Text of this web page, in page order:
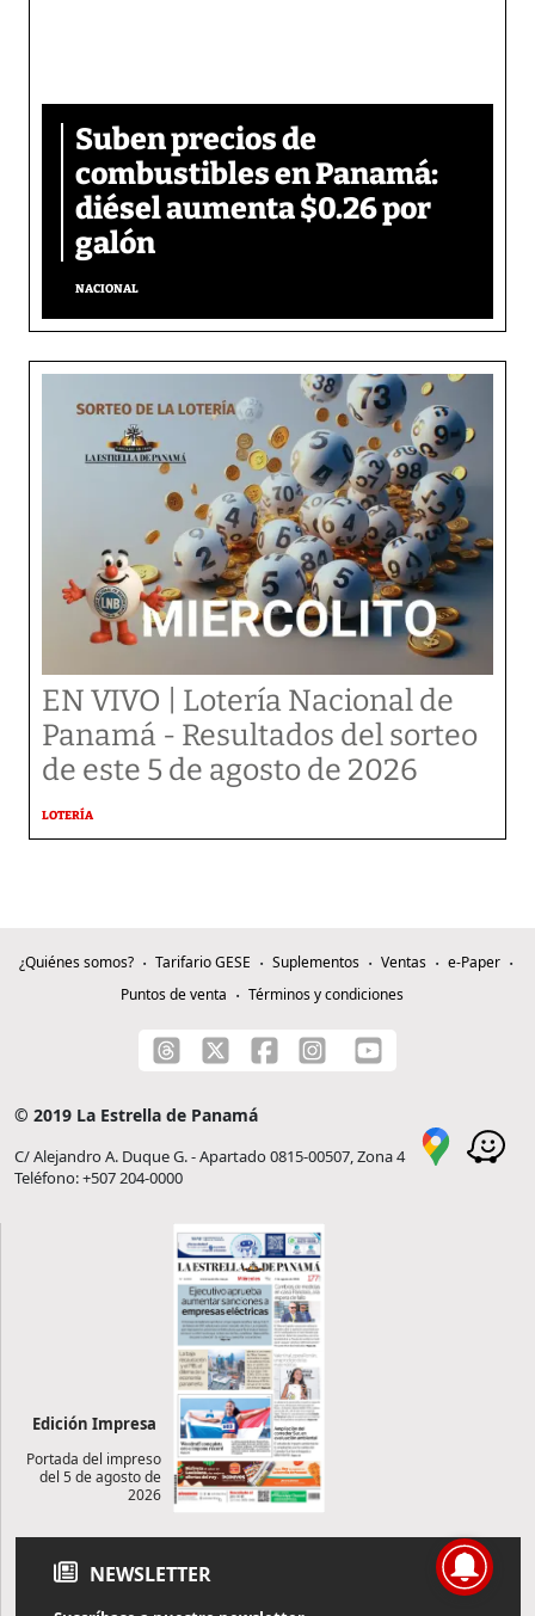
Suben precios de
combustibles en Panamá:
diésel aumenta $0.26 por
galón
NACIONAL
EN VIVO | Lotería Nacional de
Panamá - Resultados del sorteo
de este 5 de agosto de 2026
LOTERÍA
¿Quiénes somos? Tarifario GESE Suplementos Ventas
e-Paper
Puntos de venta
Términos y condiciones
© 2019 La Estrella de Panamá
C/ Alejandro A. Duque G. - Apartado 0815-00507, Zona 4
Teléfono: +507 204-0000
Edición Impresa
Portada del impreso
del 5 de agosto de
2026
NEWSLETTER